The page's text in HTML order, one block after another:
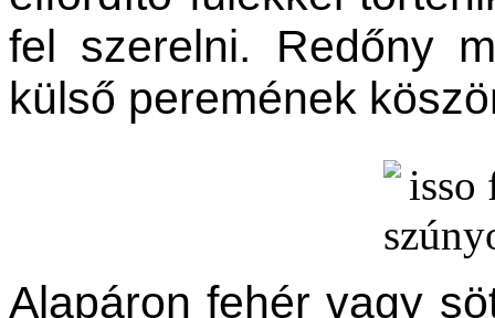
fel szerelni. Redőny
külső peremének
Alapáron fehér vagy